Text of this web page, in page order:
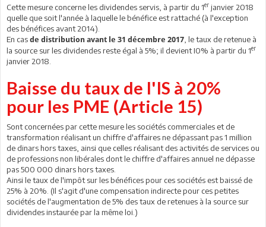
Cette mesure concerne les dividendes servis, à partir du 1er janvier 2018
quelle que soit l'année à laquelle le bénéfice est rattaché (à l'exception
des bénéfices avant 2014).
En cas de distribution avant le 31 décembre 2017 , le taux de retenue à
la source sur les dividendes reste égal à 5%; il devient I0% à partir du 1er
janvier 2018.
Baisse du taux de l'IS à 20%
pour les PME (Article 15)
Sont concernées par cette mesure les sociétés commerciales et de
transformation réalisant un chiffre d'affaires ne dépassant pas 1 million
de dinars hors taxes, ainsi que celles réalisant des activités de services ou
de professions non libérales dont le chiffre d'affaires annuel ne dépasse
pas 500 000 dinars hors taxes.
Ainsi le taux de l'impôt sur les bénéfices pour ces sociétés est baissé de
25% à 20%. (Il s'agit d'une compensation indirecte pour ces petites
sociétés de l'augmentation de 5% des taux de retenues à la source sur
dividendes instaurée par la même loi.)